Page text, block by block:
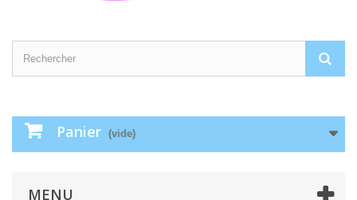
Panier (vide)
MENU